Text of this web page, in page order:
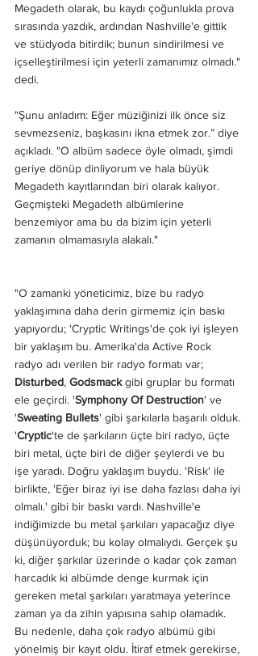
Megadeth olarak, bu kaydı çoğunlukla prova
sırasında yazdık, ardından Nashville'e gittik
ve stüdyoda bitirdik; bunun sindirilmesi ve
içselleştirilmesi için yeterli zamanımız olmadı."
dedi.
"Şunu anladım: Eğer müziğinizi ilk önce siz
sevmezseniz, başkasını ikna etmek zor.” diye
açıkladı. "O albüm sadece öyle olmadı, şimdi
geriye dönüp dinliyorum ve hala büyük
Megadeth kayıtlarından biri olarak kalıyor.
Geçmişteki Megadeth albümlerine
benzemiyor ama bu da bizim için yeterli
zamanın olmamasıyla alakalı."
"O zamanki yöneticimiz, bize bu radyo
yaklaşımına daha derin girmemiz için baskı
yapıyordu; 'Cryptic Writings'de çok iyi işleyen
bir yaklaşım bu. Amerika'da Active Rock
radyo adı verilen bir radyo formatı var;
Disturbed, Godsmack gibi gruplar bu formatı
ele geçirdi. 'Symphony Of Destruction' ve
'Sweating Bullets' gibi şarkılarla başarılı olduk.
'Cryptic'te de şarkıların üçte biri radyo, üçte
biri metal, üçte biri de diğer şeylerdi ve bu
işe yaradı. Doğru yaklaşım buydu. 'Risk' ile
birlikte, 'Eğer biraz iyi ise daha fazlası daha iyi
olmalı.' gibi bir baskı vardı. Nashville'e
indiğimizde bu metal şarkıları yapacağız diye
düşünüyorduk; bu kolay olmalıydı. Gerçek şu
ki, diğer şarkılar üzerinde o kadar çok zaman
harcadık ki albümde denge kurmak için
gereken metal şarkıları yaratmaya yeterince
zaman ya da zihin yapısına sahip olamadık.
Bu nedenle, daha çok radyo albümü gibi
yönelmiş bir kayıt oldu. İtiraf etmek gerekirse,